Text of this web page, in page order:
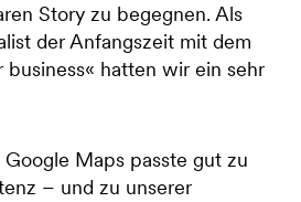
Story zu begegnen. Als
der Anfangszeit mit dem
business« hatten wir ein sehr
Maps passte gut zu
– und zu unserer